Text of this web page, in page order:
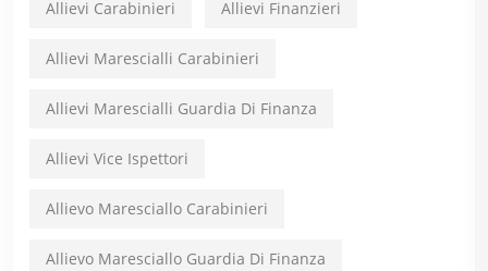
Allievi Carabinieri Allievi Finanzieri
Allievi Marescialli Carabinieri
Allievi Marescialli Guardia Di Finanza
Allievi Vice Ispettori
Allievo Maresciallo Carabinieri
Allievo Maresciallo Guardia Di Finanza